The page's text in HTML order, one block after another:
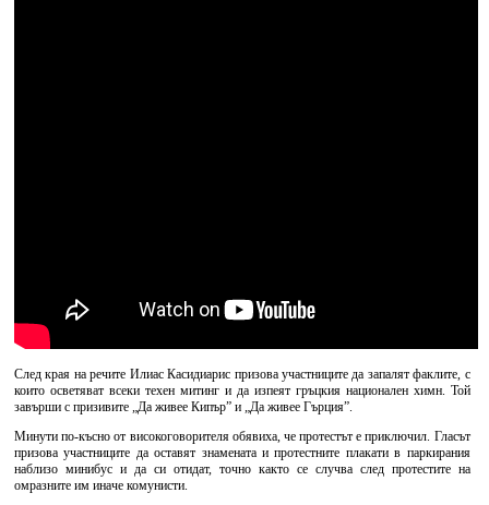
След края на речите Илиас Касидиарис призова участниците да запалят факлите, с
които осветяват всеки техен митинг и да изпеят гръцкия национален химн. Той
завърши с призивите „Да живее Кипър” и „Да живее Гърция”.
Минути по-късно от високоговорителя обявиха, че протестът е приключил. Гласът
призова участниците да оставят знамената и протестните плакати в паркирания
наблизо минибус и да си отидат, точно както се случва след протестите на
омразните им иначе комунисти.